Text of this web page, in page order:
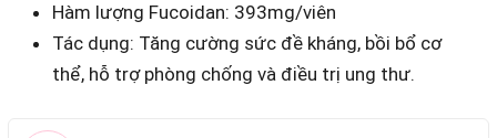
Hàm lượng Fucoidan: 393mg/viên
Tác dụng: Tăng cường sức đề kháng, bồi bổ cơ
thể, hỗ trợ phòng chống và điều trị ung thư.